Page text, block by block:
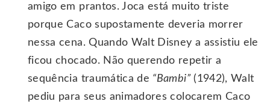
amigo em prantos. Joca está muito triste
porque Caco supostamente deveria morrer
nessa cena. Quando Walt Disney a assistiu ele
ficou chocado. Não querendo repetir a
sequência traumática de “Bambi”(1942), Walt
pediu para seus animadores colocarem Caco